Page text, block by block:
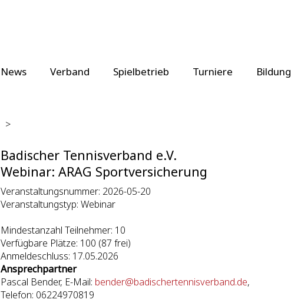
News Verband Spielbetrieb Turniere Bildung
>
Badischer Tennisverband e.V.
Webinar: ARAG Sportversicherung
Veranstaltungsnummer: 2026-05-20
Veranstaltungstyp: Webinar
Mindestanzahl Teilnehmer: 10
Verfügbare Plätze: 100 (87 frei)
Anmeldeschluss: 17.05.2026
Ansprechpartner
Pascal Bender, E-Mail: bender@badischertennisverband.de,
Telefon: 06224970819